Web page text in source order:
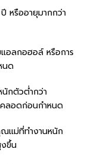
หรืออายุมากกว่า
อลกอฮอล์ หรือการ
นด
กตัวต่ำกว่า
คลอดก่อนกำหนด
แม่ที่ทำงานหนัก
ขึ้น